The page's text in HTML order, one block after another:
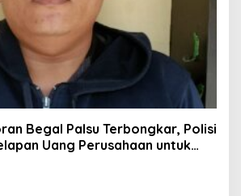
Begal Palsu Terbongkar, Polisi
Uang Perusahaan untuk